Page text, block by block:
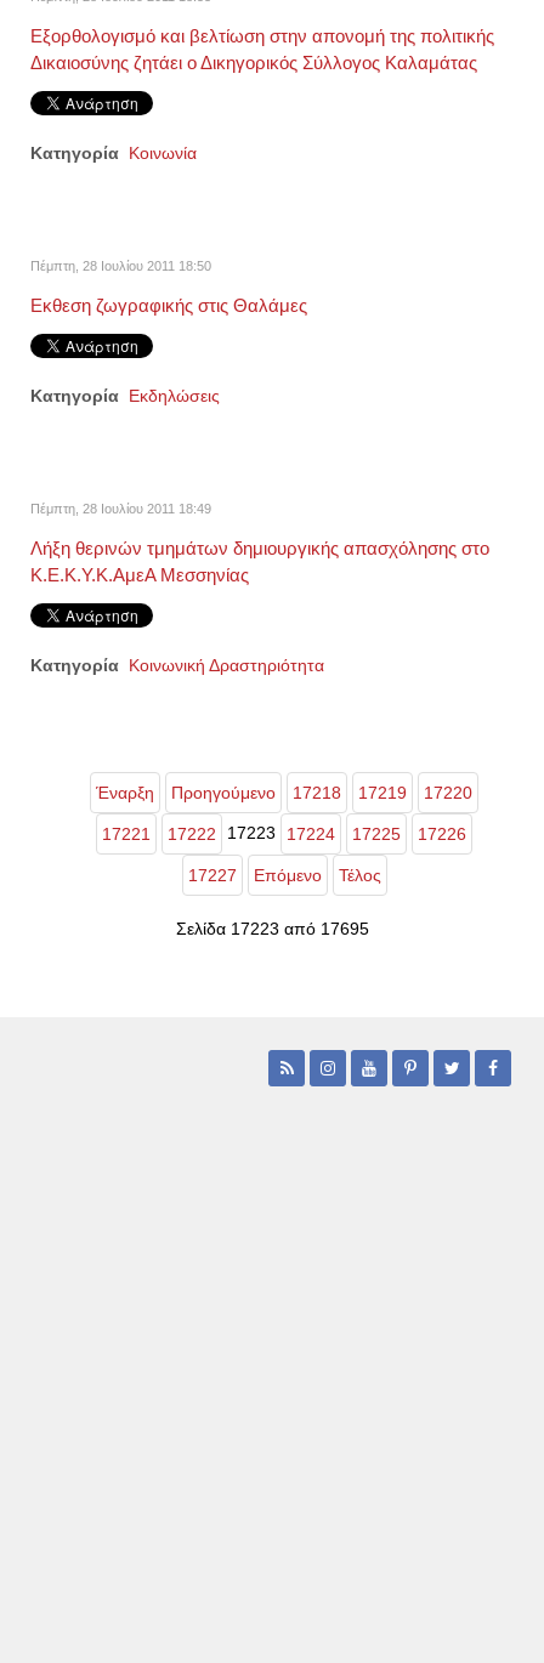
Εξορθολογισμό και βελτίωση στην απονομή της πολιτικής
Δικαιοσύνης ζητάει ο Δικηγορικός Σύλλογος Καλαμάτας
Κατηγορία Κοινωνία
Πέμπτη, 28 Ιουλίου 2011 18:50
Εκθεση ζωγραφικής στις Θαλάμες
Κατηγορία Εκδηλώσεις
Πέμπτη, 28 Ιουλίου 2011 18:49
Λήξη θερινών τμημάτων δημιουργικής απασχόλησης στο
Κ.Ε.Κ.Υ.Κ.ΑμεΑ Μεσσηνίας
Κατηγορία Κοινωνική Δραστηριότητα
Έναρξη Προηγούμενο 17218 17219 17220
17221 17222 17223 17224 17225 17226
17227 Επόμενο Τέλος
Σελίδα 17223 από 17695